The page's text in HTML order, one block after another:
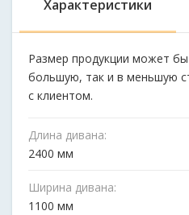
Характеристики
Размер продукции может
большую, так и в меньшую
с клиентом.
Длина дивана:
2400 мм
Ширина дивана:
1100 мм